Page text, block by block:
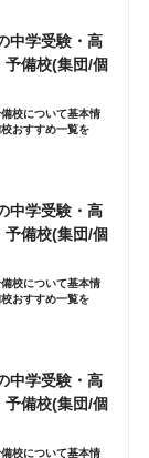
中学受験・高
予備校(集団/個
校について基本情
おすすめ一覧を
中学受験・高
予備校(集団/個
校について基本情
おすすめ一覧を
中学受験・高
予備校(集団/個
校について基本情